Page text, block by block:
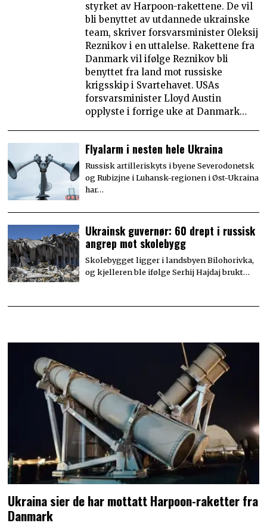
styrket av Harpoon-rakettene. De vil
bli benyttet av utdannede ukrainske
team, skriver forsvarsminister Oleksij
Reznikov i en uttalelse. Rakettene fra
Danmark vil ifølge Reznikov bli
benyttet fra land mot russiske
krigsskip i Svartehavet. USAs
forsvarsminister Lloyd Austin
opplyste i forrige uke at Danmark…
Flyalarm i nesten hele Ukraina
Russisk artilleriskyts i byene Severodonetsk
og Rubizjne i Luhansk-regionen i Øst-Ukraina
har…
Ukrainsk guvernør: 60 drept i russisk
angrep mot skolebygg
Skolebygget ligger i landsbyen Bilohorivka,
og kjelleren ble ifølge Serhij Hajdaj brukt…
Ukraina sier de har mottatt Harpoon-raketter fra
Danmark